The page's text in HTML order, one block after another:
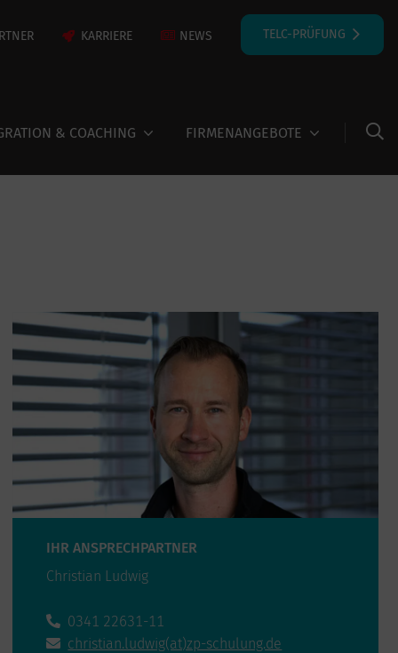
KARRIERE NEWS TELC-PRÜFUNG
& COACHING FIRMENANGEBOTE
IHR ANSPRECHPARTNER
Christian Ludwig
0341 22631-11
christian.ludwig(at)zp-schulung.de